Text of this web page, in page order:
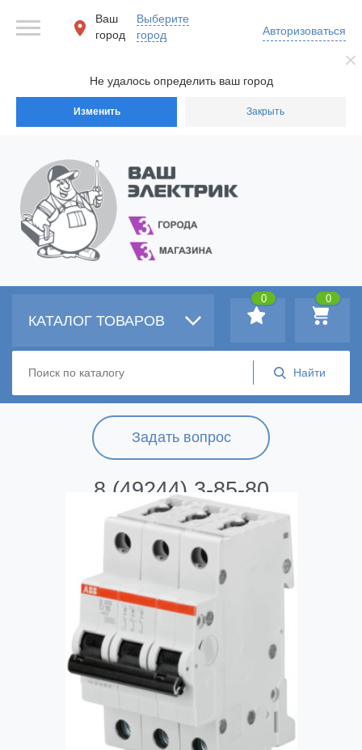
Не удалось определить ваш город
Изменить Закрыть
Ваш
город
Выберите
город
Авторизоваться
Задать вопрос
8 (49244) 3-85-80
КАТАЛОГ ТОВАРОВ
0
0